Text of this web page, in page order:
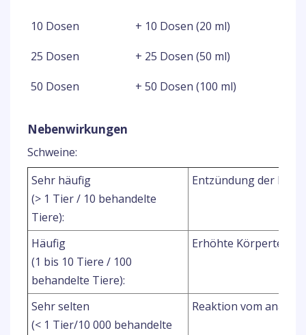
10 Dosen
+ 10 Dosen (20 ml)
25 Dosen
+ 25 Dosen (50 ml)
50 Dosen
+ 50 Dosen (100 ml)
Nebenwirkungen
Schweine:
Sehr häufig
(> 1 Tier / 10 behandelte
Tiere):
Entzündung der
Häufig
(1 bis 10 Tiere / 100
behandelte Tiere):
Erhöhte
Sehr selten
(< 1 Tier/10 000 behandelte
Reaktion vom